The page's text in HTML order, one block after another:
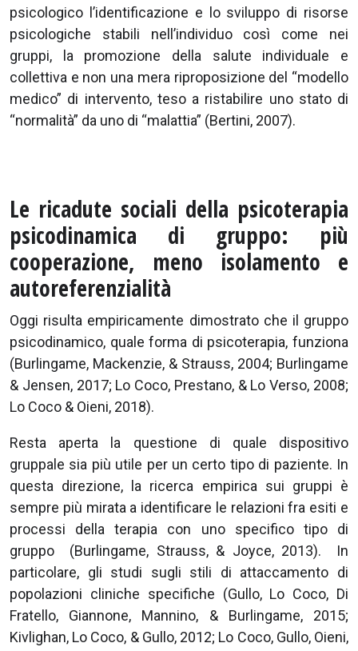
psicologico l’identificazione e lo sviluppo di risorse
psicologiche stabili nell’individuo così come nei
gruppi, la promozione della salute individuale e
collettiva e non una mera riproposizione del “modello
medico” di intervento, teso a ristabilire uno stato di
“normalità” da uno di “malattia” (Bertini, 2007).
Le ricadute sociali della psicoterapia
psicodinamica di gruppo: più
cooperazione, meno isolamento e
autoreferenzialità
Oggi risulta empiricamente dimostrato che il gruppo
psicodinamico, quale forma di psicoterapia, funziona
(Burlingame, Mackenzie, & Strauss, 2004; Burlingame
& Jensen, 2017; Lo Coco, Prestano, & Lo Verso, 2008;
Lo Coco & Oieni, 2018).
Resta aperta la questione di quale dispositivo
gruppale sia più utile per un certo tipo di paziente. In
questa direzione, la ricerca empirica sui gruppi è
sempre più mirata a identificare le relazioni fra esiti e
processi della terapia con uno specifico tipo di
gruppo (Burlingame, Strauss, & Joyce, 2013). In
particolare, gli studi sugli stili di attaccamento di
popolazioni cliniche specifiche (Gullo, Lo Coco, Di
Fratello, Giannone, Mannino, & Burlingame, 2015;
Kivlighan, Lo Coco, & Gullo, 2012; Lo Coco, Gullo, Oieni,